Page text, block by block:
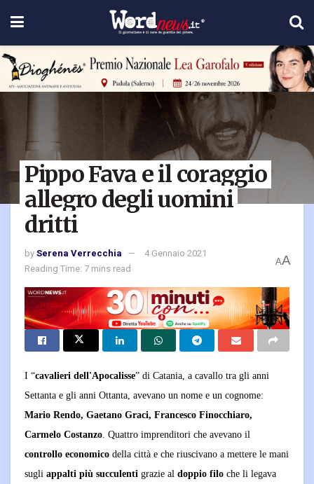
Pippo Fava e il coraggio
allegro degli uomini
dritti
bySerena Verrecchia
4 Gennaio 2021
Reading Time: 7 mins read
AA
I “cavalieri dell'Apocalisse” di Catania, a cavallo tra gli anni
Settanta e gli anni Ottanta, avevano un nome e un cognome:
Mario Rendo, Gaetano Graci, Francesco Finocchiaro,
Carmelo Costanzo . Quattro imprenditori che avevano il
controllo economico della città e che riuscivano a mettere le mani
sugli appalti più succulenti grazie al doppio filo che li legava